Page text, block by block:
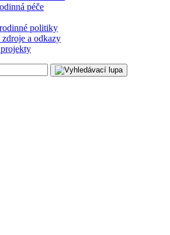
péče
politiky
a odkazy